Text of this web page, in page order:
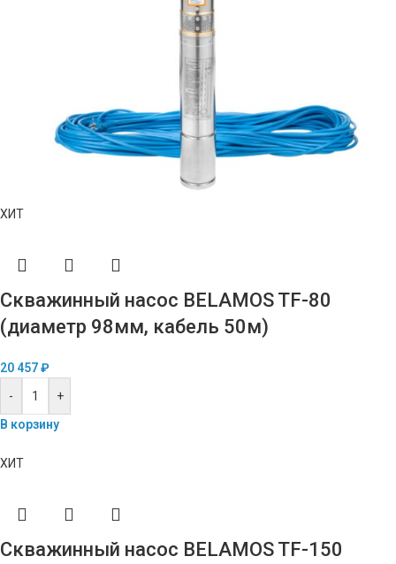
ХИТ
Скважинный насос BELAMOS TF-80
(диаметр 98мм, кабель 50м)
20 457₽
-
+
В корзину
ХИТ
Скважинный насос BELAMOS TF-150